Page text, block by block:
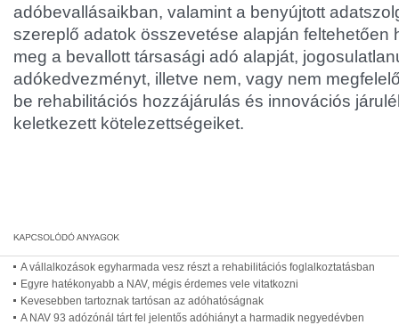
adóbevallásaikban, valamint a benyújtott
szereplő adatok összevetése alapján feltehetően
meg a bevallott társasági adó alapját,
adókedvezményt, illetve nem, vagy nem
be rehabilitációs hozzájárulás és innovációs
keletkezett kötelezettségeiket.
A vállalkozások egyharmada vesz részt a rehabilitációs foglalkoztatásban
Egyre hatékonyabb a NAV, mégis érdemes vele vitatkozni
Kevesebben tartoznak tartósan az adóhatóságnak
A NAV 93 adózónál tárt fel jelentős adóhiányt a harmadik negyedévben